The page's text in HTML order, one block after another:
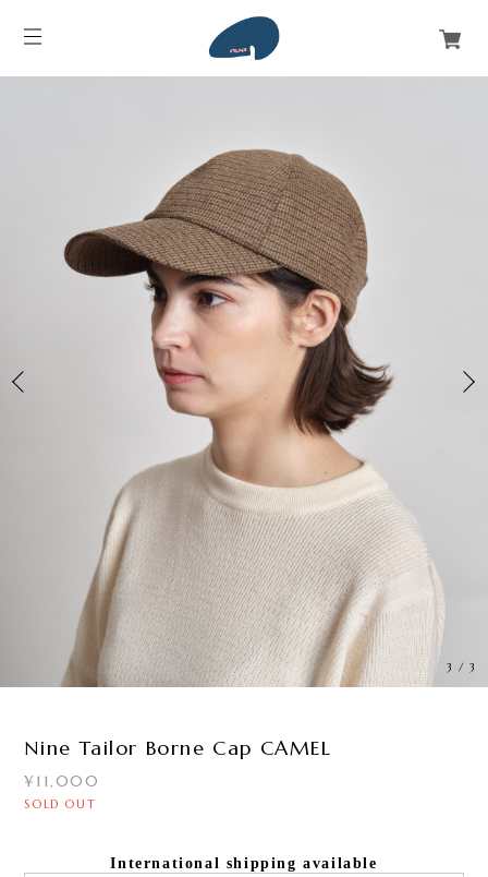
3 /3
Nine Tailor Borne Cap CAMEL
¥11,000
SOLD OUT
International shipping available